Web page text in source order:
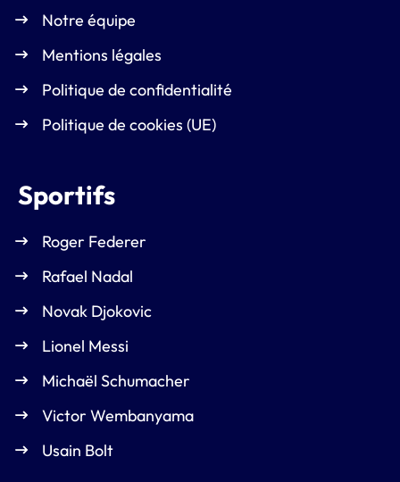
Notre équipe
Mentions légales
Politique de confidentialité
Politique de cookies (UE)
Sportifs
Roger Federer
Rafael Nadal
Novak Djokovic
Lionel Messi
Michaël Schumacher
Victor Wembanyama
Usain Bolt